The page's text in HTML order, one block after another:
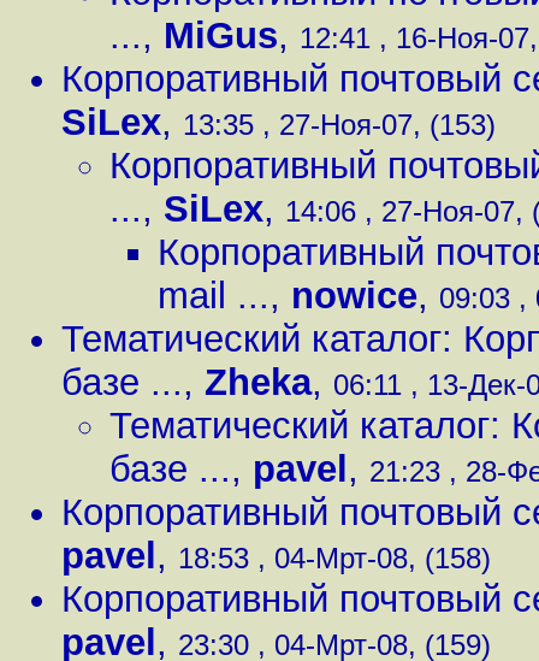
..., MiGus, 12:41 , 16-Ноя-
Корпоративный почтовый
SiLex, 13:35 , 27-Ноя-07, (153)
Корпоративный
..., SiLex, 14:06 , 27-Ноя-07,
Корпоративный
mail ..., nowice, 09:03 ,
Тематический каталог:
базе ..., Zheka, 06:11 , 13-Дек-
Тематический каталог:
базе ..., pavel , 21:23 , 28-
Корпоративный почтовый
pavel , 18:53 , 04-Мрт-08, (158)
Корпоративный почтовый
pavel , 23:30 , 04-Мрт-08, (159)